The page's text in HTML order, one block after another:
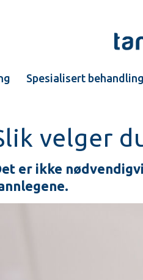
Spesialisert behandling
velger
er ikke